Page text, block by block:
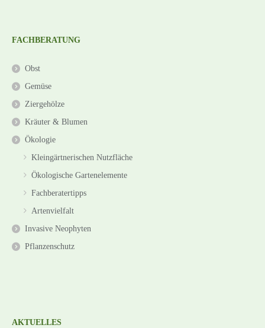
FACHBERATUNG
Obst
Gemüse
Ziergehölze
Kräuter & Blumen
Ökologie
Kleingärtnerischen Nutzfläche
Ökologische Gartenelemente
Fachberatertipps
Artenvielfalt
Invasive Neophyten
Pflanzenschutz
AKTUELLES